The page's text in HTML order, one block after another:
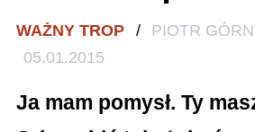
WAŻNY TROP / PIOTR
05.01.2015
Ja mam pomysł. Ty